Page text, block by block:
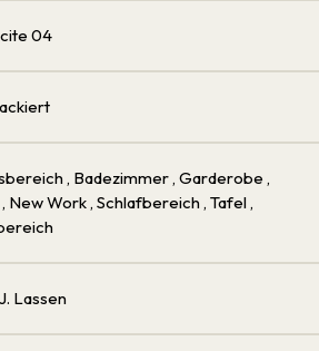
04
, Badezimmer , Garderobe ,
, New Work , Schlafbereich , Tafel ,
Lassen